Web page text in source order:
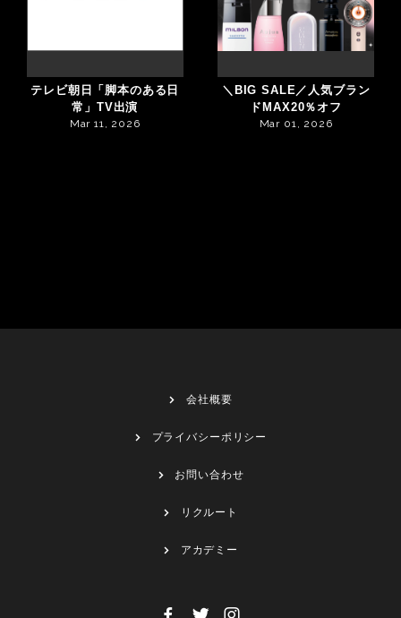
テレビ朝日「脚本のある日
常」TV出演
Mar 11, 2026
＼BIG SALE／人気ブラン
ドMAX20％オフ
Mar 01, 2026
会社概要
プライバシーポリシー
お問い合わせ
リクルート
アカデミー